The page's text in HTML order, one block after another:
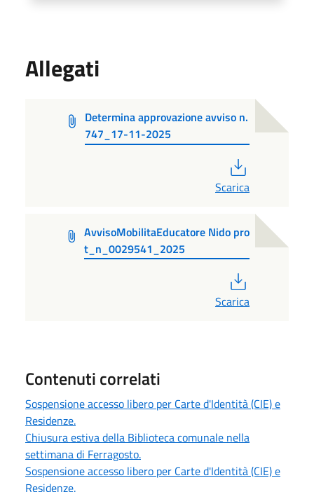
Allegati
Determina approvazione avviso n.
747_17-11-2025
Scarica
AvvisoMobilitaEducatore Nido pro
t_n_0029541_2025
Scarica
Contenuti correlati
Sospensione accesso libero per Carte d'Identità (CIE) e
Residenze.
Chiusura estiva della Biblioteca comunale nella
settimana di Ferragosto.
Sospensione accesso libero per Carte d'Identità (CIE) e
Residenze.